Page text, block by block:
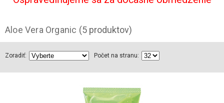
Aloe Vera Organic (5 produktov)
Zoradiť: Počet na stranu: